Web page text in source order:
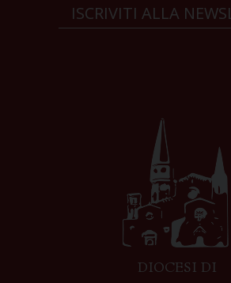
ISCRIVITI ALLA
DIOCESI DI